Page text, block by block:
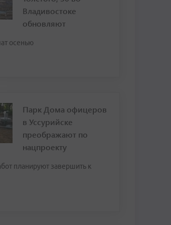
Владивостоке
обновляют
осенью
Парк Дома офицеров
в Уссурийске
преображают по
нацпроекту
планируют завершить к